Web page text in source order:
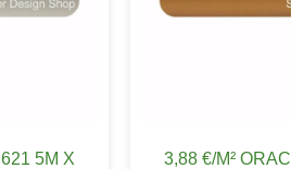
5M X
3,88 €/M²